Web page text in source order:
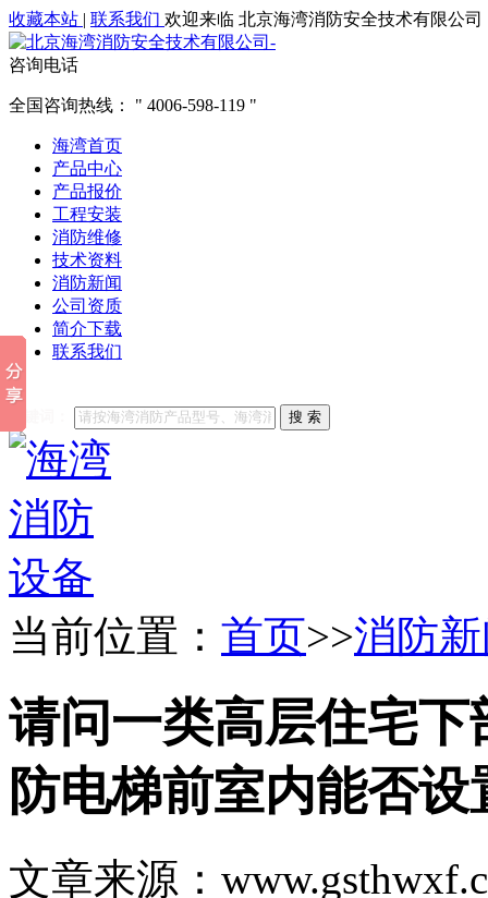
收藏本站 | 联系我们 欢迎来临 北京海湾消防安全技术有限公司
咨询电话
全国咨询热线： 4006-598-119
海湾首页
产品中心
产品报价
工程安装
消防维修
技术资料
消防新闻
公司资质
简介下载
联系我们
他们都在搜索:
搜 索
当前位置： 首页>>消防
请问一类高层住宅
防电梯前室内能否
文章来源：